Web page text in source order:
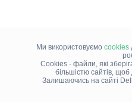
Ми використовуємо cookies
Cookies - файли, які
більшістю сайтів,
Залишаючись на сайті